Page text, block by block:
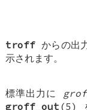
troff からの出
示されます。
標準出力に
groff_out (5)